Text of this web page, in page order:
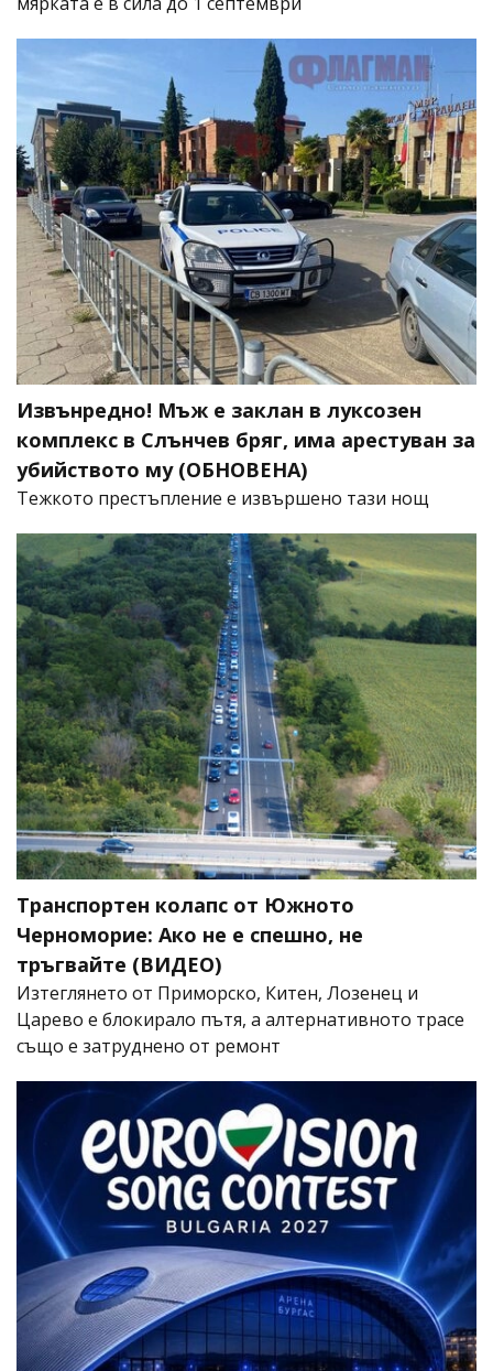
Извънредно! Мъж е заклан в луксозен
комплекс в Слънчев бряг, има арестуван за
убийството му (ОБНОВЕНА)
​Тежкото престъпление е извършено тази нощ
Транспортен колапс от Южното
Черноморие: Ако не е спешно, не
тръгвайте (ВИДЕО)
Изтеглянето от Приморско, Китен, Лозенец и
Царево е блокирало пътя, а алтернативното трасе
също е затруднено от ремонт